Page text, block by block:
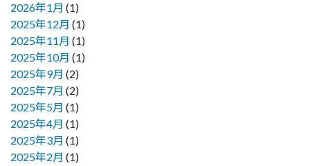
2026年1月 (1)
2025年12月 (1)
2025年11月 (1)
2025年10月 (1)
2025年9月 (2)
2025年7月 (2)
2025年5月 (1)
2025年4月 (1)
2025年3月 (1)
2025年2月 (1)